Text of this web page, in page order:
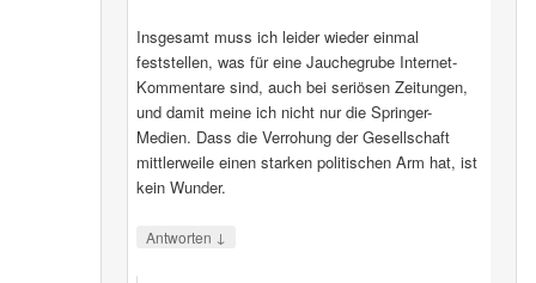
Insgesamt muss ich leider wieder einmal
feststellen, was für eine Jauchegrube Internet-
Kommentare sind, auch bei seriösen Zeitungen,
und damit meine ich nicht nur die Springer-
Medien. Dass die Verrohung der Gesellschaft
mittlerweile einen starken politischen Arm hat, ist
kein Wunder.
Antworten ↓